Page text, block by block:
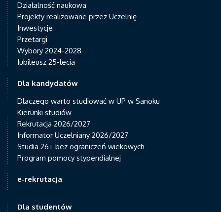
Działalność naukowa
Projekty realizowane przez Uczelnię
Inwestycje
Przetargi
Wybory 2024-2028
Jubileusz 25-lecia
Dla kandydatów
Dlaczego warto studiować w UP w Sanoku
Kierunki studiów
Rekrutacja 2026/2027
Informator Uczelniany 2026/2027
Studia 26+ bez ograniczeń wiekowych
Program pomocy stypendialnej
e-rekrutacja
Dla studentów